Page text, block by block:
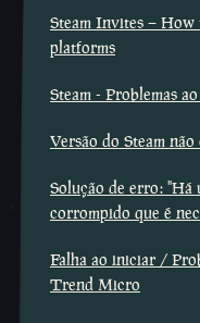
Steam Invites –
platforms
Steam - Problemas
Versão do Steam
Solução de erro: "Há
corrompido que é
Falha ao iniciar /
Trend Micro